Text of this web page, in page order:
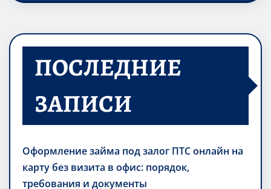
ПОСЛЕДНИЕ
ЗАПИСИ
Оформление займа под залог ПТС онлайн на
карту без визита в офис: порядок,
требования и документы